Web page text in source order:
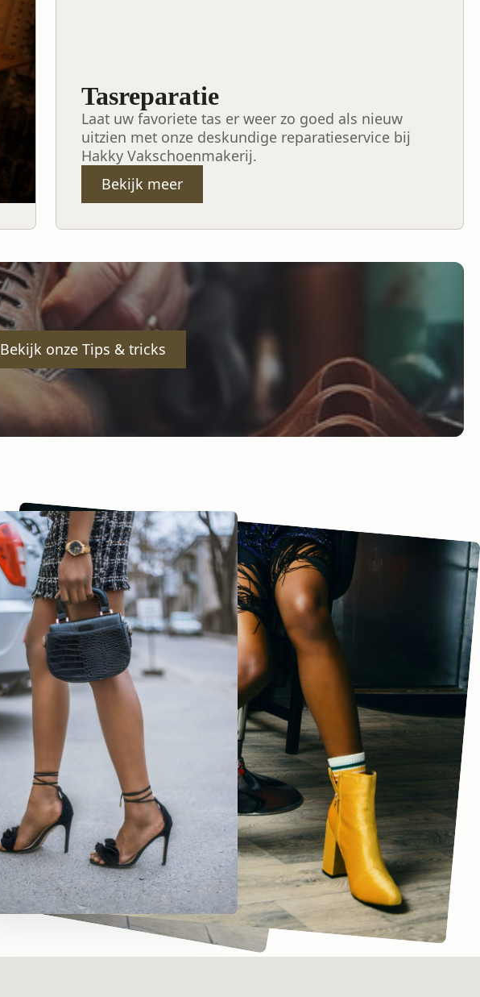
Tasreparatie
Laat uw favoriete tas er weer zo goed als nieuw
uitzien met onze deskundige reparatieservice bij
Hakky Vakschoenmakerij.
Bekijk meer
Bekijk onze Tips & tricks